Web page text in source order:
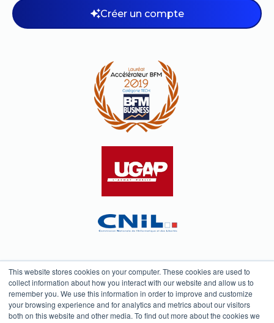
This website stores cookies on your computer. These cookies are used to
collect information about how you interact with our website and allow us to
remember you. We use this information in order to improve and customize
your browsing experience and for analytics and metrics about our visitors
both on this website and other media. To find out more about the cookies we
Créer un compte
© Carto-SI
Témoignages
Politique de confidentialité